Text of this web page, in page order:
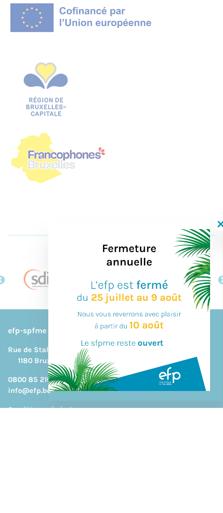
efp-spfme
Rue de Stalle, 292B
1180 Bruxelles
0800 85 210
info@efp.be
Conditions générales
DESIGN & BUILD BY